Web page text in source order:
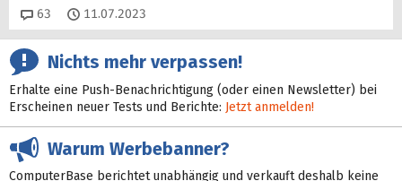
63 Kommentare
11.07.2023
Nichts mehr verpassen!
Erhalte eine Push-Benachrichtigung (oder einen Newsletter) bei
Erscheinen neuer Tests und Berichte: Jetzt anmelden!
Warum Werbebanner?
ComputerBase berichtet unabhängig und verkauft deshalb keine